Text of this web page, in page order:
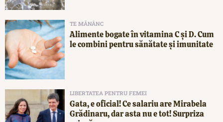
TE MĂNÂNC
Alimente bogate în vitamina C și D. Cum
le combini pentru sănătate și imunitate
LIBERTATEA PENTRU FEMEI
Gata, e oficial! Ce salariu are Mirabela
Grădinaru, dar asta nu e tot! Surpriza